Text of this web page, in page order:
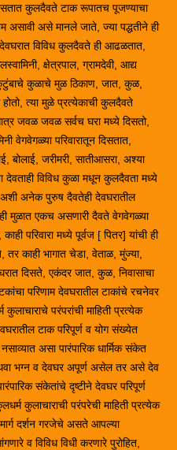
कुलदैवते टाक रूपातच पूजण्याचा
असावी असे मानले जाते, ज्या पद्धतीने ही
विविध कुलदैवते ही आढळतात,
क्षेत्रपाल, ग्रामदेवी, आद्य
कुटुंबाचे कुळाचे मुळ ठिकाण, जात, कुळ,
होतो, त्या मुळे प्रत्येकाची कुलदैवते
जवळ जवळ सर्वच घरा मध्ये दिसतो,
वेगवेगळ्या परिवारातून दिसतात,
बोलाई, जरीमरी, सातीआसरा, अश्या
देवताही विविध कुळा मधून कुलदैवता मध्ये
अशी अनेक पुरुष दैवतेही देवघरातील
मुळात एकच असणारी दैवते वेगवेगळ्या
परिवारा मध्ये पूर्वज [ पितर] यांची ही
काही भागात चेडा, वेताळ, मुंज्या,
दिसते, एकंदर जात, कुळ, निवासाचा
परिणाम देवघरातील टाकांचे रचनेवर
परंपरांची माहिती प्रत्येक
टाक परिपूर्ण व योग संख्येत
असा पारंपारिक धार्मिक संकेत
भग्न व देवघर अपूर्ण असेल तर असे देव
संकेतांचे दृष्टीने देवघर परिपूर्ण
कुलाचाराची परंपरेची माहिती प्रत्येक
दर्शन गरजेचे असते आपल्या
व विविध विधी करणारे पुरोहित,